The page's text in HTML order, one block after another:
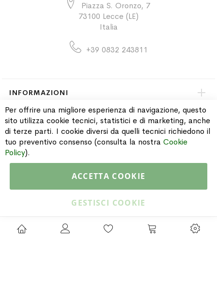
Piazza S. Oronzo, 7
73100 Lecce (LE)
Italia
+39 0832 243811
INFORMAZIONI
PAGAMENTI & SPEDIZIONI
CATALOGO
Copyright © 2015 Gioielleria Oreste Troso. All rights reserved. P. IVA
IT02064590751
Privacy Policy Cookie Policy
Per offrire una migliore esperienza di navigazione, questo
sito utilizza cookie tecnici, statistici e di marketing, anche
di terze parti. I cookie diversi da quelli tecnici richiedono il
tuo preventivo consenso (consulta la nostra Cookie
Policy).
ACCETTA COOKIE
GESTISCI COOKIE